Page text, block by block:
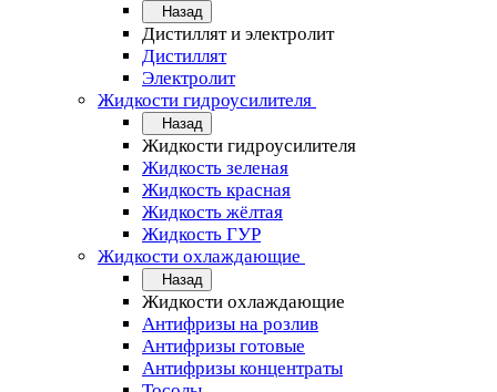
Назад
Дистиллят и электролит
Дистиллят
Электролит
Жидкости гидроусилителя
Назад
Жидкости гидроусилителя
Жидкость зеленая
Жидкость красная
Жидкость жёлтая
Жидкость ГУР
Жидкости охлаждающие
Назад
Жидкости охлаждающие
Антифризы на розлив
Антифризы готовые
Антифризы концентраты